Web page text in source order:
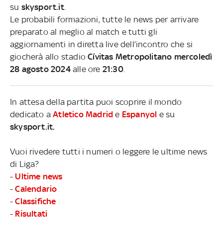
su skysport.it.
Le probabili formazioni, tutte le news per arrivare
preparato al meglio al match e tutti gli
aggiornamenti in diretta live dell’incontro che si
giocherà allo stadioCívitas Metropolitano mercoledì
28 agosto 2024alle ore 21:30.
In attesa della partita puoi scoprire il mondo
dedicato aAtletico Madrid e Espanyol e su
skysport.it.
Vuoi rivedere tutti i numeri o leggere le ultime news
di Liga?
- Ultime news
-Calendario
-Classifiche
- Risultati